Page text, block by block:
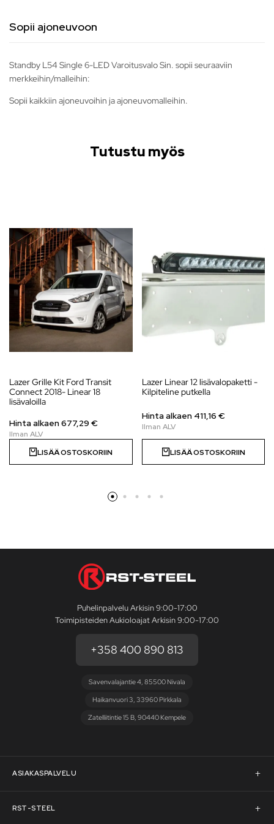
Sopii ajoneuvoon
Standby L54 Single 6-LED Varoitusvalo Sin. sopii seuraaviin
merkkeihin/malleihin:
Sopii kaikkiin ajoneuvoihin ja ajoneuvomalleihin.
Tutustu myös
Lazer Grille Kit Ford Transit
Connect 2018- Linear 18
lisävaloilla
Hinta alkaen 677,29 €
LISÄÄ OSTOSKORIIN
Lazer Linear 12 lisävalopaketti -
Kilpiteline putkella
Hinta alkaen 411,16 €
LISÄÄ OSTOSKORIIN
Puhelinpalvelu Arkisin 9:00-17:00
Toimipisteiden Aukioloajat Arkisin 9:00-17:00
+358 400 890 813
Savenvalajantie 4, 85500 Nivala
Haikanvuori 3, 33960 Pirkkala
Zatelliitintie 15 B, 90440 Kempele
ASIAKASPALVELU
Asiakaspalvelu
RST-STEEL